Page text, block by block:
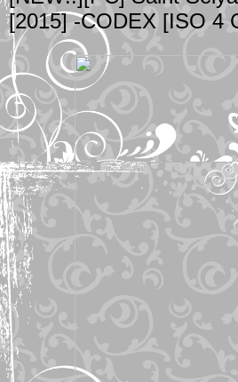
[2015] -CODEX [ISO 4